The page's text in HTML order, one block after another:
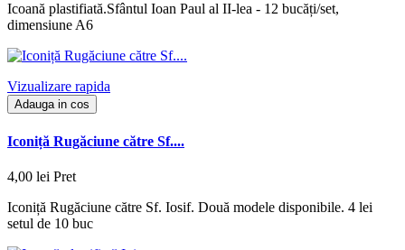
Icoană plastifiată.Sfântul Ioan Paul al II-lea - 12 bucăți/set,
dimensiune A6
Vizualizare rapida
Adauga in cos
Iconiță Rugăciune către Sf....
4,00 lei Pret
Iconiță Rugăciune către Sf. Iosif. Două modele disponibile. 4 lei
setul de 10 buc